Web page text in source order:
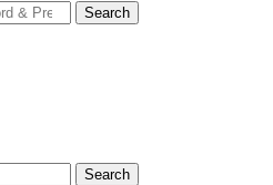
Search
Search